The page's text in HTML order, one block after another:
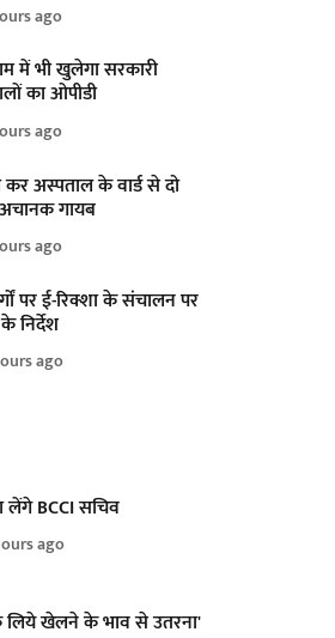
ago
में भी खुलेगा सरकारी
का ओपीडी
ago
अस्पताल के वार्ड से दो
गायब
ago
पर ई-रिक्शा के संचालन पर
निर्देश
ago
लेंगे BCCI सचिव
ago
खेलने के भाव से उतरना'